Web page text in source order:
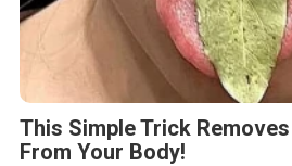
This Simple Trick
From Your Body!